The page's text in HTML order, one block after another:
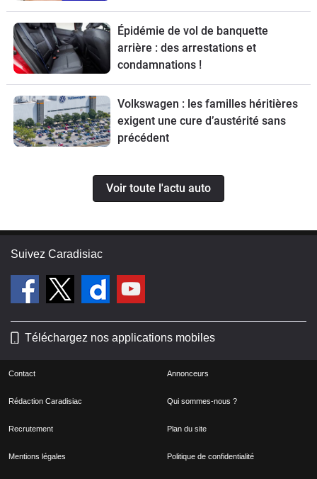
Épidémie de vol de banquette
arrière : des arrestations et
condamnations !
Volkswagen : les familles héritières
exigent une cure d’austérité sans
précédent
Voir toute l'actu auto
Suivez Caradisiac
Téléchargez nos applications mobiles
Contact Annonceurs
Rédaction Caradisiac Qui sommes-nous ?
Recrutement Plan du site
Mentions légales Politique de confidentialité